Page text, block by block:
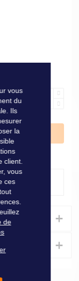
+
de
+
vous
du
Ils
la
client.
vous
ces
de